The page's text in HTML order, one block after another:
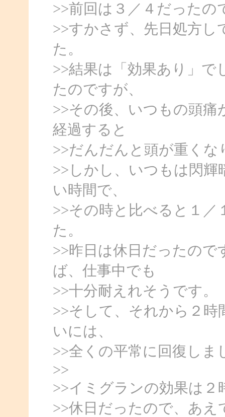
>>前回は３／４だったの
>>すかさず、先日処方
た。
>>結果は「効果あり」で
たのですが、
>>その後、いつもの頭痛
経過すると
>>だんだんと頭が重く
>>しかし、いつもは閃
い時間で、
>>その時と比べると１
た。
>>昨日は休日だったの
ば、仕事中でも
>>十分耐えれそうです。
>>そして、それから２時
いには、
>>全くの平常に回復しま
>>
>>イミグランの効果は
>>休日だったので、あ